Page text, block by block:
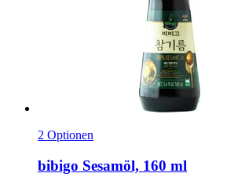
2 Optionen
bibigo Sesamöl, 160 ml